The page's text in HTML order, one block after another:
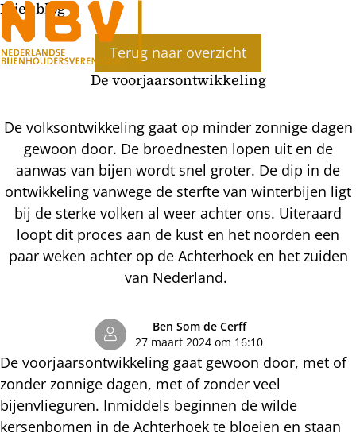
Bijenblog
Terug naar overzicht
De voorjaarsontwikkeling
De volksontwikkeling gaat op minder zonnige dagen
gewoon door. De broednesten lopen uit en de
aanwas van bijen wordt snel groter. De dip in de
ontwikkeling vanwege de sterfte van winterbijen ligt
bij de sterke volken al weer achter ons. Uiteraard
loopt dit proces aan de kust en het noorden een
paar weken achter op de Achterhoek en het zuiden
van Nederland.
Ben Som de Cerff
27 maart 2024 om 16:10
De voorjaarsontwikkeling gaat gewoon door, met of
zonder zonnige dagen, met of zonder veel
bijenvlieguren. Inmiddels beginnen de wilde
kersenbomen in de Achterhoek te bloeien en staan